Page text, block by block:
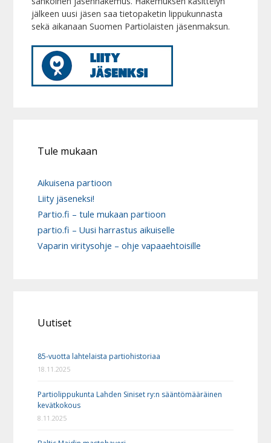
jälkeen uusi jäsen saa tietopaketin lippukunnasta
sekä aikanaan Suomen Partiolaisten jäsenmaksun.
Tule mukaan
Aikuisena partioon
Liity jäseneksi!
Partio.fi – tule mukaan partioon
partio.fi – Uusi harrastus aikuiselle
Vaparin viritysohje – ohje vapaaehtoisille
Uutiset
85-vuotta lahtelaista partiohistoriaa
18.11.2025
Partiolippukunta Lahden Siniset ry:n sääntömääräinen
kevätkokous
8.11.2025